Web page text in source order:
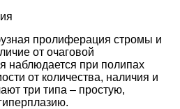
пролиферация стромы и
от очаговой
наблюдается при полипах
от количества, наличия и
три типа – простую,